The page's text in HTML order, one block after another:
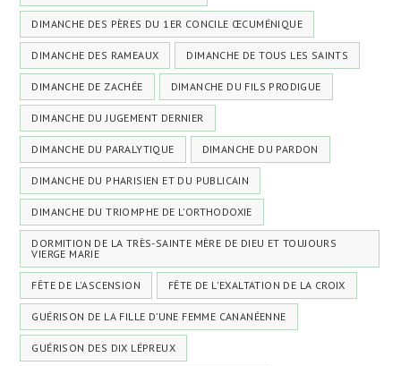
DIMANCHE DES PÈRES DU 1ER CONCILE ŒCUMÉNIQUE
DIMANCHE DES RAMEAUX DIMANCHE DE TOUS LES SAINTS
DIMANCHE DE ZACHÉE DIMANCHE DU FILS PRODIGUE
DIMANCHE DU JUGEMENT DERNIER
DIMANCHE DU PARALYTIQUE DIMANCHE DU PARDON
DIMANCHE DU PHARISIEN ET DU PUBLICAIN
DIMANCHE DU TRIOMPHE DE L’ORTHODOXIE
DORMITION DE LA TRÈS-SAINTE MÈRE DE DIEU ET TOUJOURS
VIERGE MARIE
FÊTE DE L'ASCENSION FÊTE DE L'EXALTATION DE LA CROIX
GUÉRISON DE LA FILLE D’UNE FEMME CANANÉENNE
GUÉRISON DES DIX LÉPREUX